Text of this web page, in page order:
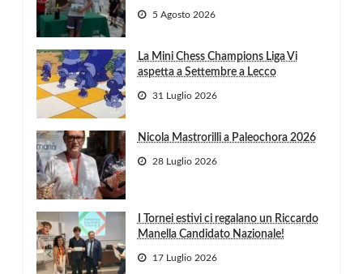
5 Agosto 2026
La Mini Chess Champions Liga Vi
aspetta a Settembre a Lecco
31 Luglio 2026
Nicola Mastrorilli a Paleochora 2026
28 Luglio 2026
I Tornei estivi ci regalano un Riccardo
Manella Candidato Nazionale!
17 Luglio 2026